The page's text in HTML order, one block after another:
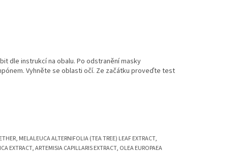
dle instrukcí na obalu. Po odstranění masky
Vyhněte se oblasti očí. Ze začátku proveďte test
MELALEUCA ALTERNIFOLIA (TEA TREE) LEAF EXTRACT,
EXTRACT, ARTEMISIA CAPILLARIS EXTRACT, OLEA EUROPAEA